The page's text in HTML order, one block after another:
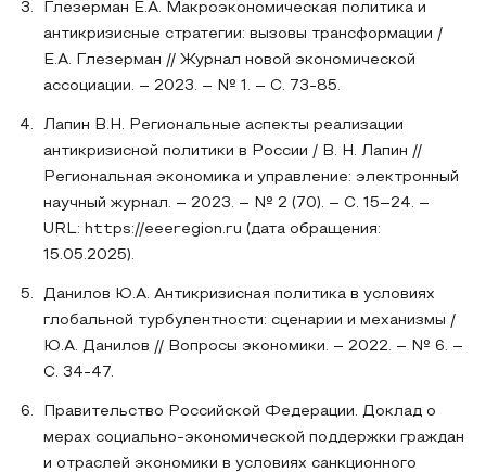
Глезерман Е.А. Макроэкономическая политика и
антикризисные стратегии: вызовы трансформации /
Е.А. Глезерман // Журнал новой экономической
ассоциации. – 2023. – № 1. – С. 73-85.
Лапин В.Н. Региональные аспекты реализации
антикризисной политики в России / В. Н. Лапин //
Региональная экономика и управление: электронный
научный журнал. – 2023. – № 2 (70). – С. 15–24. –
URL: https://eeeregion.ru (дата обращения:
15.05.2025).
Данилов Ю.А. Антикризисная политика в условиях
глобальной турбулентности: сценарии и механизмы /
Ю.А. Данилов // Вопросы экономики. – 2022. – № 6. –
С. 34-47.
Правительство Российской Федерации. Доклад о
мерах социально-экономической поддержки граждан
и отраслей экономики в условиях санкционного